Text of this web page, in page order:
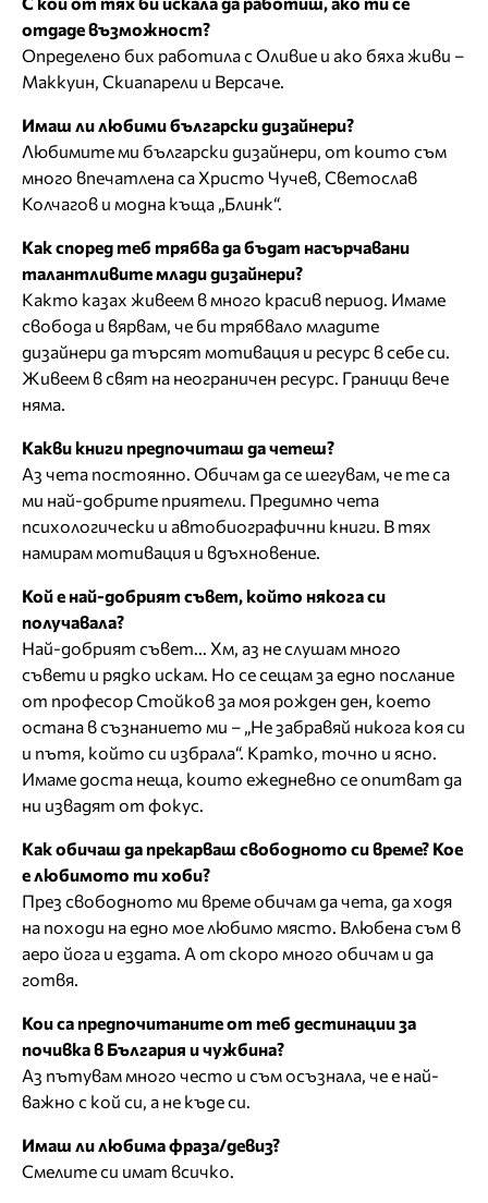
отдаде възможност?
Определено бих работила с Оливие и ако бяха живи –
Маккуин, Скиапарели и Версаче.
Имаш ли любими български дизайнери?
Любимите ми български дизайнери, от които съм
много впечатлена са Христо Чучев, Светослав
Колчагов и модна къща „Блинк“.
Как според теб трябва да бъдат насърчавани
талантливите млади дизайнери?
Както казах живеем в много красив период. Имаме
свобода и вярвам, че би трябвало младите
дизайнери да търсят мотивация и ресурс в себе си.
Живеем в свят на неограничен ресурс. Граници вече
няма.
Какви книги предпочиташ да четеш?
Аз чета постоянно. Обичам да се шегувам, че те са
ми най-добрите приятели. Предимно чета
психологически и автобиографични книги. В тях
намирам мотивация и вдъхновение.
Кой е най-добрият съвет, който някога си
получавала?
Най-добрият съвет... Хм, аз не слушам много
съвети и рядко искам. Но се сещам за едно послание
от професор Стойков за моя рожден ден, което
остана в съзнанието ми – „Не забравяй никога коя си
и пътя, който си избрала“. Кратко, точно и ясно.
Имаме доста неща, които ежедневно се опитват да
ни извадят от фокус.
Как обичаш да прекарваш свободното си време? Кое
е любимото ти хоби?
През свободното ми време обичам да чета, да ходя
на походи на едно мое любимо място. Влюбена съм в
аеро йога и ездата. А от скоро много обичам и да
готвя.
Кои са предпочитаните от теб дестинации за
почивка в България и чужбина?
Аз пътувам много често и съм осъзнала, че е най-
важно с кой си, а не къде си.
Имаш ли любима фраза/девиз?
Смелите си имат всичко.